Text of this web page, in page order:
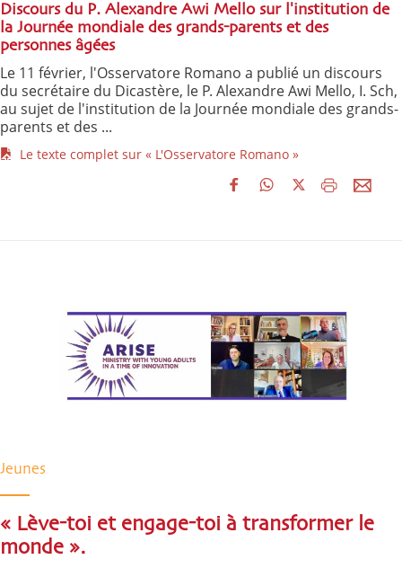
Discours du P. Alexandre Awi Mello sur l'institution de
la Journée mondiale des grands-parents et des
personnes âgées
Le 11 février, l'Osservatore Romano a publié un discours
du secrétaire du Dicastère, le P. Alexandre Awi Mello, I. Sch,
au sujet de l'institution de la Journée mondiale des grands-
parents et des ...
Le texte complet sur « L'Osservatore Romano »
Jeunes
« Lève-toi et engage-toi à transformer le
monde ».